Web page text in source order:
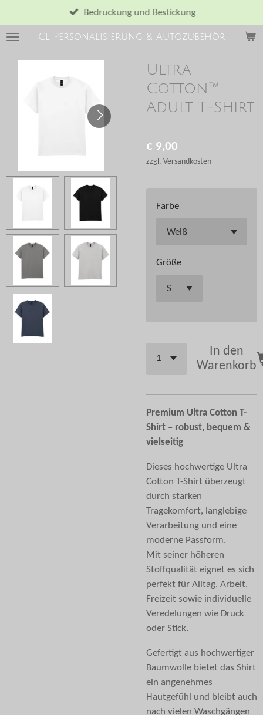
Hauptinhalt
springenCl Personalisierung & Autozubehör
Bedruckung und Bestickung
Ultra
Cotton™
Adult T-Shirt
€ 9,00
zzgl. Versandkosten
Farbe
Größe
In den
Warenkorb
Premium Ultra Cotton T-
Shirt – robust, bequem &
vielseitig
Dieses hochwertige Ultra
Cotton T-Shirt überzeugt
durch starken
Tragekomfort, langlebige
Verarbeitung und eine
moderne Passform.
Mit seiner höheren
Stoffqualität eignet es sich
perfekt für Alltag, Arbeit,
Freizeit sowie individuelle
Veredelungen wie Druck
oder Stick.
Gefertigt aus hochwertiger
Baumwolle bietet das Shirt
ein angenehmes
Hautgefühl und bleibt auch
nach vielen Waschgängen